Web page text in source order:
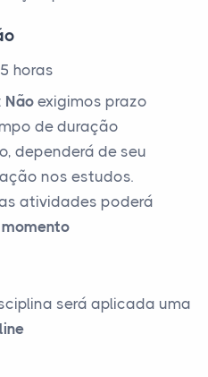
horas
Não exigimos prazo
de duração
dependerá de seu
nos estudos.
atividades poderá
será aplicada uma